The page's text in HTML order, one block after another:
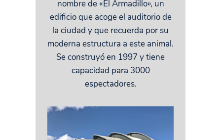
nombre de «El Armadillo», un
edificio que acoge el auditorio de
la ciudad y que recuerda por su
moderna estructura a este animal.
Se construyó en 1997 y tiene
capacidad para 3000
espectadores.